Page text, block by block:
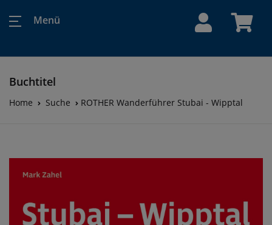
Menü
Buchtitel
Home Suche ROTHER Wanderführer Stubai - Wipptal